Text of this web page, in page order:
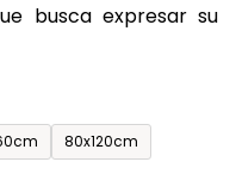
busca expresar su
80x120cm